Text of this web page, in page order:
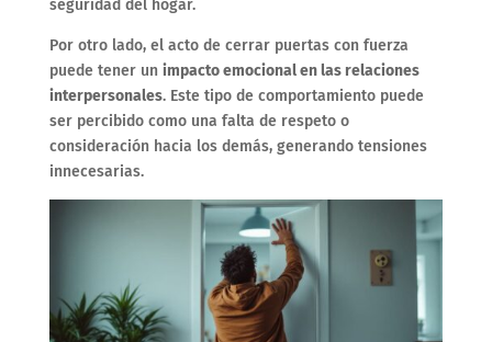
seguridad del hogar.
Por otro lado, el acto de cerrar puertas con fuerza
puede tener un impacto emocional en las relaciones
interpersonales. Este tipo de comportamiento puede
ser percibido como una falta de respeto o
consideración hacia los demás, generando tensiones
innecesarias.